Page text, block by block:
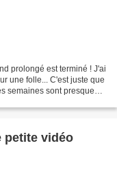
prolongé est terminé ! J'ai
une folle... C'est juste que
semaines sont presques
petite vidéo